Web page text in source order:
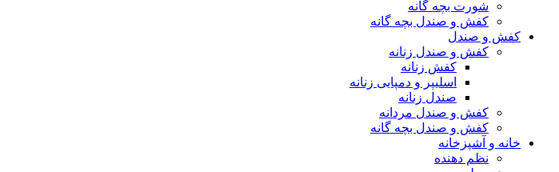
شورت بچه گانه
کفش و صندل بچه گانه
کفش و صندل
کفش و صندل زنانه
کفش زنانه
اسلیپر و دمپایی زنانه
صندل زنانه
کفش و صندل مردانه
کفش و صندل بچه گانه
خانه و آشپزخانه
نظم دهنده